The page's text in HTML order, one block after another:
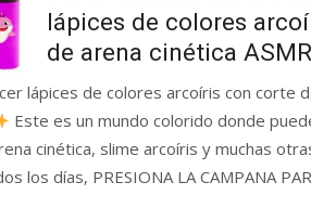
lápices de colores
de arena cinética ASMR
lápices de colores arcoíris con corte
Este es un mundo colorido donde
cinética, slime arcoíris y muchas
los días, PRESIONA LA CAMPANA